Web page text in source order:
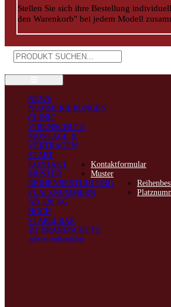
Stellen Sie sich ihre Bestellung
den Warenkorb" bei jedem Modell
NEWS
NUMMERIERUNGEN
CLINIC
VIRENSCHUTZ
MONTAGE &
VERTRAGEN
START
KONTAKT
MUSTER
Kontaktformular
Muster
REIHENBESTUHLUNG
PLATZNUMMERN
AB 120 KG
HOCH
STAPELBAR
B1 BRANDSCHUTZ
schwer entflammbar